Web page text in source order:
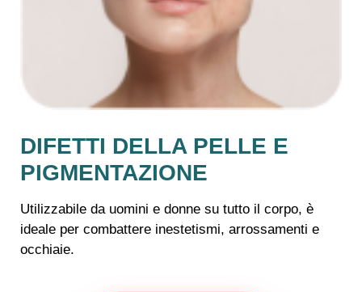
DIFETTI DELLA PELLE E
PIGMENTAZIONE
Utilizzabile da uomini e donne su tutto il corpo, è
ideale per combattere inestetismi, arrossamenti e
occhiaie.